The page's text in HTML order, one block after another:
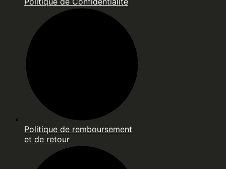
Politique de remboursement
et de retour